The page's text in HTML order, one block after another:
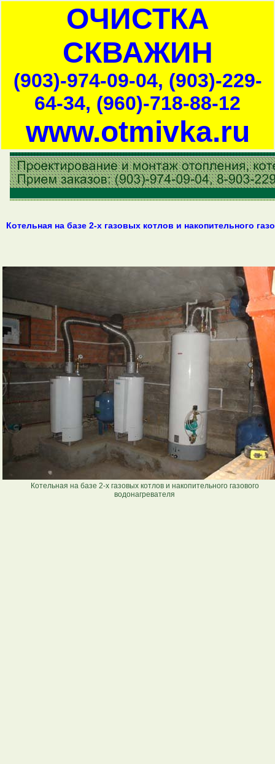
ОЧИСТКА
СКВАЖИН
(903)-974-09-04, (903)-229-
64-34, (960)-718-88-12
www.otmivka.ru
Котельная на базе 2-х газовых котлов и накопительного
Котельная на базе 2-х газовых котлов и накопительного газового
водонагревателя